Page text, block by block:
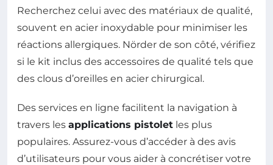
Recherchez celui avec des matériaux de qualité,
souvent en acier inoxydable pour minimiser les
réactions allergiques. Nörder de son côté, vérifiez
si le kit inclus des accessoires de qualité tels que
des clous d’oreilles en acier chirurgical.
Des services en ligne facilitent la navigation à
travers les applications pistolet les plus
populaires. Assurez-vous d’accéder à des avis
d’utilisateurs pour vous aider à concrétiser votre